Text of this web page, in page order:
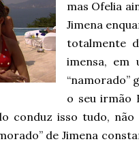
mas Ofelia
Jimena
totalmente
imensa, em
“namorado”
o seu irmão
conduz isso tudo,
de Jimena